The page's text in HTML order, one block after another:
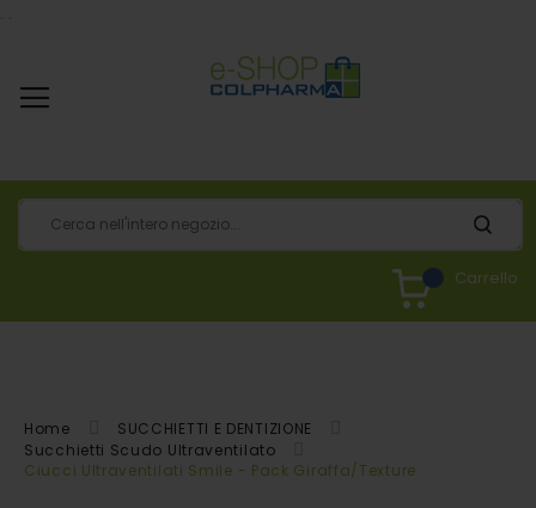
. .
Carrello
Home
SUCCHIETTI E DENTIZIONE
Succhietti Scudo Ultraventilato
Ciucci Ultraventilati Smile - Pack Giraffa/Texture